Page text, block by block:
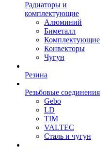
Радиаторы и
комплектующие
Алюминий
Биметалл
Комплектующие
Конвекторы
Чугун
Резина
Резьбовые соединения
Gebo
LD
TIM
VALTEC
Сталь и чугун